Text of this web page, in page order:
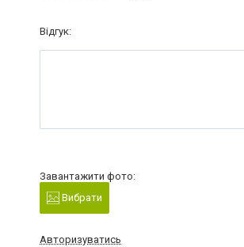
Відгук:
Завантажити фото:
Вибрати
Авторизуватись